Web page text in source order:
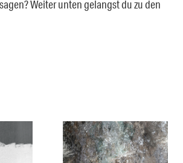
Weiter unten gelangst du zu den